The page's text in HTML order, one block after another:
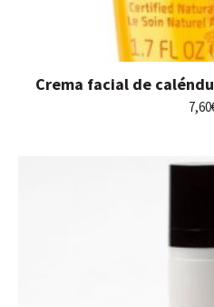
Crema facial de
7,60